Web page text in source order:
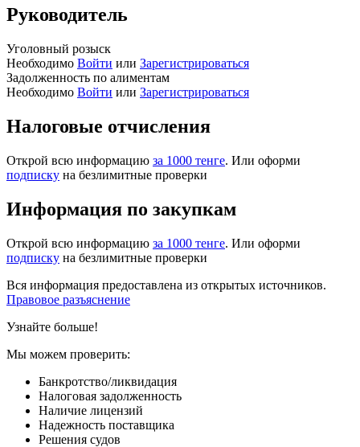
Руководитель
Уголовный розыск
Необходимо Войти или Зарегистрироваться
Задолженность по алиментам
Необходимо Войти или Зарегистрироваться
Налоговые отчисления
Открой всю информацию за 1000 тенге. Или оформи
подписку на безлимитные проверки
Информация по закупкам
Открой всю информацию за 1000 тенге. Или оформи
подписку на безлимитные проверки
Вся информация предоставлена из открытых источников.
Правовое разъяснение
Узнайте больше!
Мы можем проверить:
Банкротство/ликвидация
Налоговая задолженность
Наличие лицензий
Надежность поставщика
Решения судов